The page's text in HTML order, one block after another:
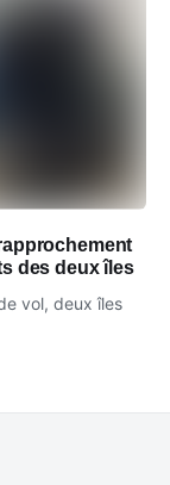
des deux îles
vol, deux îles